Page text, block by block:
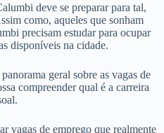
deve se preparar para tal,
como, aqueles que sonham
precisam estudar para ocupar
disponíveis na cidade.
geral sobre as vagas de
compreender qual é a carreira
vagas de emprego que realmente